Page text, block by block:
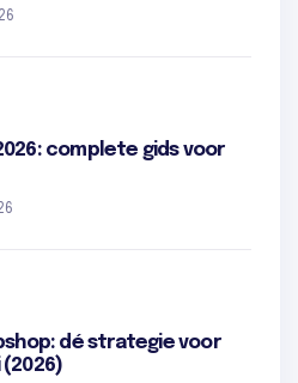
complete gids voor
dé strategie voor